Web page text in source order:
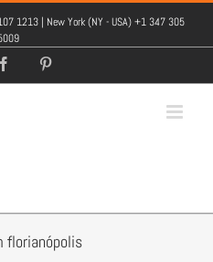
1213 | New York (NY - USA) +1 347 305
Facebook
florianópolis